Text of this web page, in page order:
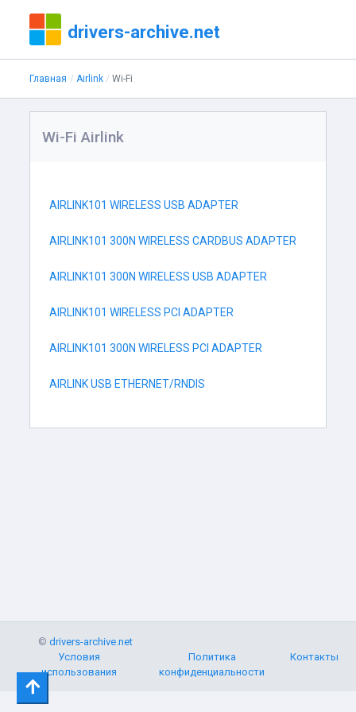
drivers-archive.net
Главная Airlink Wi-Fi
Wi-Fi Airlink
AIRLINK101 WIRELESS USB ADAPTER
AIRLINK101 300N WIRELESS CARDBUS ADAPTER
AIRLINK101 300N WIRELESS USB ADAPTER
AIRLINK101 WIRELESS PCI ADAPTER
AIRLINK101 300N WIRELESS PCI ADAPTER
AIRLINK USB ETHERNET/RNDIS
©drivers-archive.net
Условия
использования
Политика
конфиденциальности
Контакты